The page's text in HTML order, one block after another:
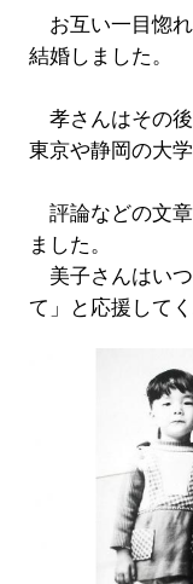
お互い一目惚れ
結婚しました。
孝さんはその後
東京や静岡の大
評論などの文章
ました。
美子さんはい
て」と応援してく